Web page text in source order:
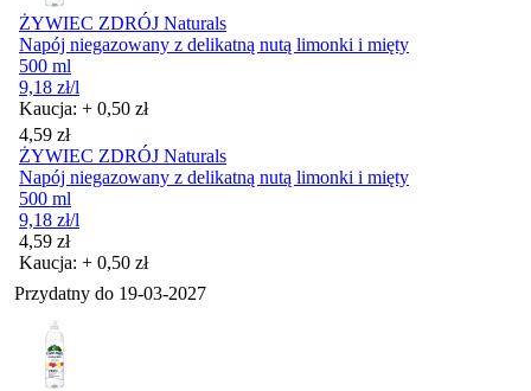
ŻYWIEC ZDRÓJ Naturals
Napój niegazowany z delikatną nutą limonki i mięty
500 ml
9,18 zł/l
Kaucja: + 0,50 zł
Cena
4,59 zł
ŻYWIEC ZDRÓJ Naturals
Napój niegazowany z delikatną nutą limonki i mięty
500 ml
9,18 zł/l
Cena
4,59 zł
Kaucja: + 0,50 zł
Przydatny do 19-03-2027